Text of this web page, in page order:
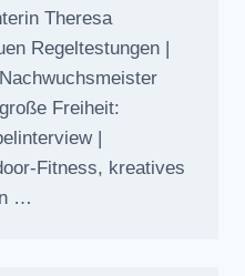
Theresa
Regeltestungen |
Freiheit:
|
Fitness, kreatives
…